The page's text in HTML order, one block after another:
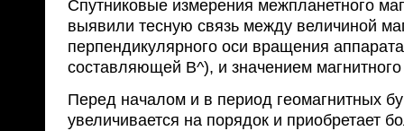
Спутниковые измерения межпланетного
выявили тесную связь между величиной
перпендикулярного оси вращения
составляющей В^), и значением
Перед началом и в период геомагнитных
увеличивается на порядок и приобретает